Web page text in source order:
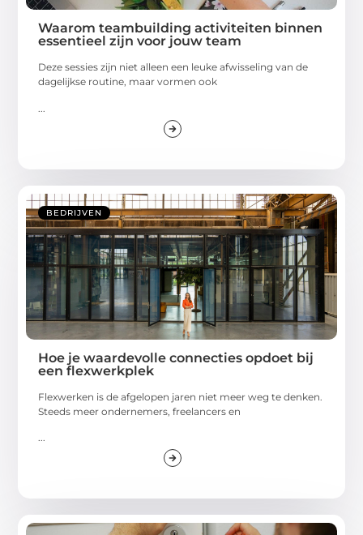
Waarom teambuilding activiteiten binnen
essentieel zijn voor jouw team
Deze sessies zijn niet alleen een leuke afwisseling van de
dagelijkse routine, maar vormen ook
BEDRIJVEN
Hoe je waardevolle connecties opdoet bij
een flexwerkplek
Flexwerken is de afgelopen jaren niet meer weg te denken.
Steeds meer ondernemers, freelancers en
...